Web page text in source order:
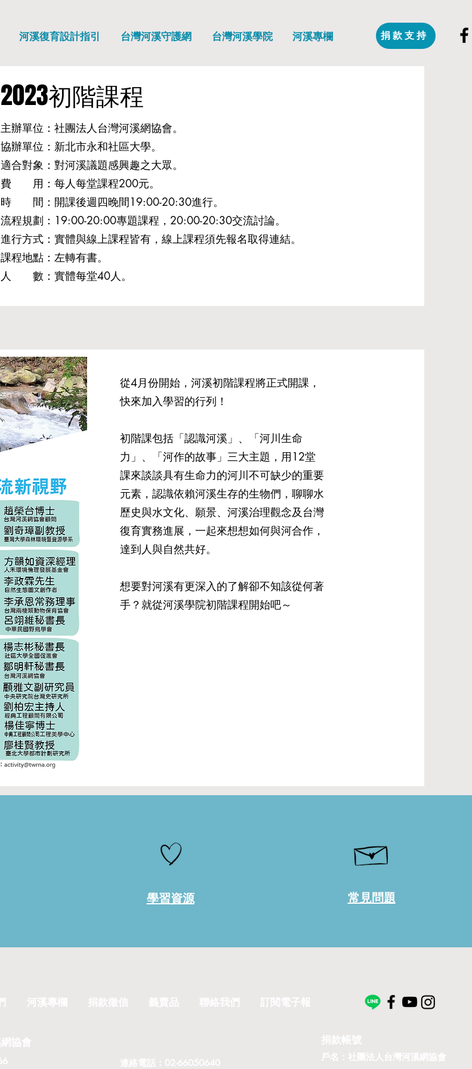
河溪復育設計指引 台灣河溪守護網 台灣河溪學院 河溪專欄 捐款支持
​2023初階課程
主辦單位：社團法人台灣河溪網協會。
​協辦單位：新北市永和社區大學。
適合對象：對河溪議題感興趣之大眾。
費 用：每人每堂課程200元。
時 間：開課後週四晚間19:00-20:30進行。
流程規劃： 19:00-20:00專題課程，20:00-20:30交流討論。
進行方式：實體與線上課程皆有，線上課程須先報名取得連結。
課程地點：左轉有書。
人 數：實體每堂40人。
從4月份開始，河溪初階課程將正式開課，
快來加入學習的行列！
初階課包括「認識河溪」、「河川生命
力」、「河作的故事」三大主題，用12堂
課來談談具有生命力的河川不可缺少的重要
元素，認識依賴河溪生存的生物們，聊聊水
歷史與水文化、願景、河溪治理觀念及台灣
復育實務進展，一起來想想如何與河合作，
達到人與自然共好。
想要對河溪有更深入的了解卻不知該從何著
手？就從河溪學院初階課程開始吧～
學習資源 常見問題